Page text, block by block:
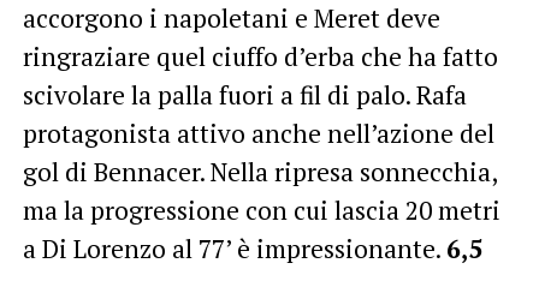
accorgono i napoletani e Meret deve
ringraziare quel ciuffo d’erba che ha fatto
scivolare la palla fuori a fil di palo. Rafa
protagonista attivo anche nell’azione del
gol di Bennacer. Nella ripresa sonnecchia,
ma la progressione con cui lascia 20 metri
a Di Lorenzo al 77’ è impressionante. 6,5